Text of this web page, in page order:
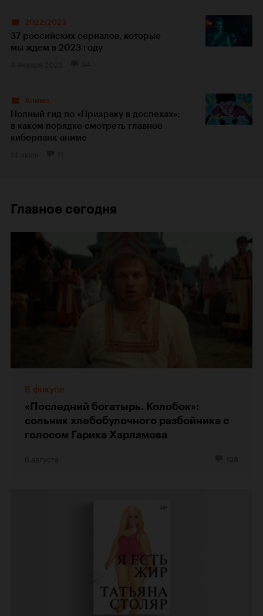
2022/2023
37 российских сериалов, которые
мы ждем в 2023 году
Аниме
Полный гид по «Призраку в доспехах»:
в каком порядке смотреть главное
киберпанк-аниме
Главное сегодня
В фокусе
«Последний богатырь. Колобок»:
сольник хлебобулочного разбойника с
голосом Гарика Харламова